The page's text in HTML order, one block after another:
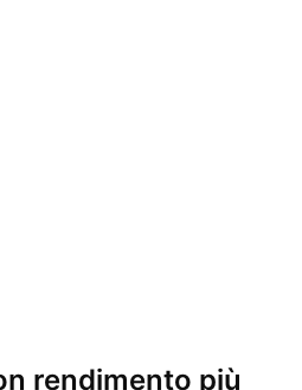
rendimento più